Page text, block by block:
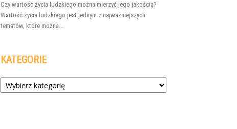
Czy wartość życia ludzkiego można mierzyć jego jakością?
Wartość życia ludzkiego jest jednym z najważniejszych
tematów, które można...
KATEGORIE
Kategorie